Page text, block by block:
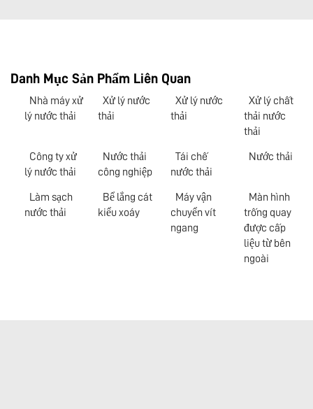
Danh Mục Sản Phẩm Liên Quan
Nhà máy xử
lý nước thải
Xử lý nước
thải
Xử lý nước
thải
Xử lý chất
thải nước
thải
Công ty xử
lý nước thải
Nước thải
công nghiệp
Tái chế
nước thải
Nước thải
Làm sạch
nước thải
Bể lắng cát
kiểu xoáy
Máy vận
chuyển vít
ngang
Màn hình
trống quay
được cấp
liệu từ bên
ngoài